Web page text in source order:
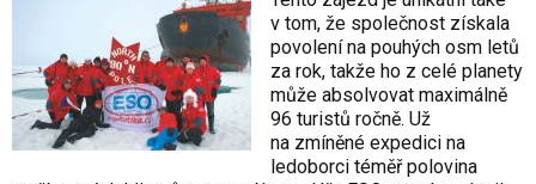
v tom, že společnost získala
povolení na pouhých osm letů
za rok, takže ho z celé planety
může absolvovat maximálně
96 turistů ročně. Už
na zmíněné expedici na
ledoborci téměř polovina